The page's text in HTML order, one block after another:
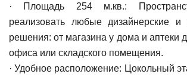
· Площадь 254 м.кв.:
реализовать любые дизайнерские и
решения: от магазина у дома и аптеки
офиса или складского помещения.
· Удобное расположение: Цокольный